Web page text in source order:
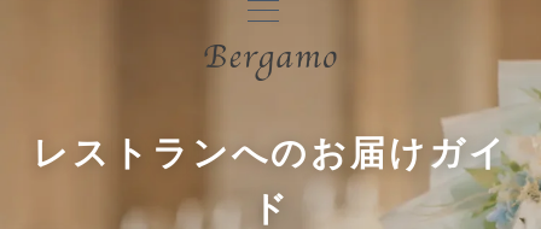
レストランへのお届けガイ
ド